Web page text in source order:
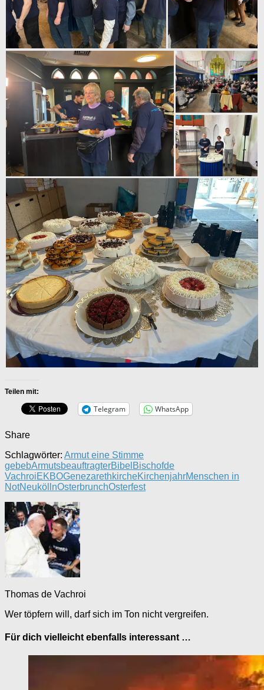
Teilen mit:
Telegram WhatsApp
Share
Schlagwörter: Armut eine Stimme
gebebArmutsbeauftragterBibel Bischofde
VachroiEKBOGenezarethkircheKirchenjahrMenschen in
NotNeuköllnOsterbrunchOsterfest
Thomas de Vachroi
Wer töpfern will, darf sich im Ton nicht vergreifen.
Für dich vielleicht ebenfalls interessant …